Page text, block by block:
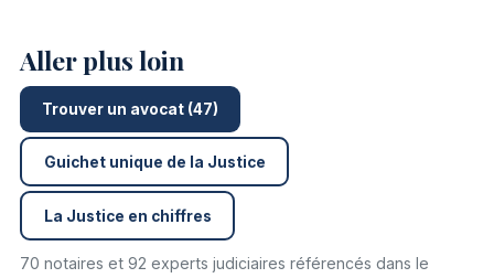
Aller plus loin
Trouver un avocat (47)
Guichet unique de la Justice
La Justice en chiffres
70 notaires et 92 experts judiciaires référencés dans le